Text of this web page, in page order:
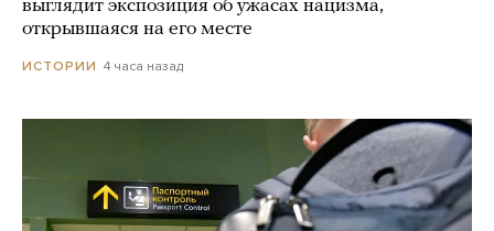
выглядит экспозиция об ужасах нацизма,
открывшаяся на его месте
ИСТОРИИ 4 часа назад